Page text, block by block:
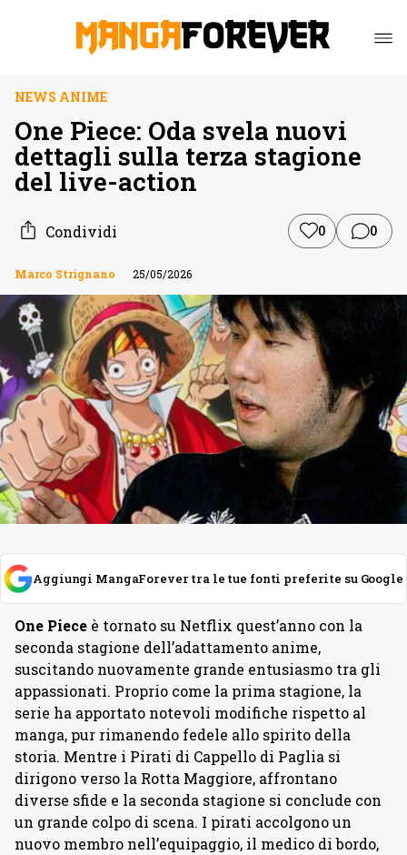
NEWS ANIME
One Piece: Oda svela nuovi
dettagli sulla terza stagione
del live-action
Condividi 0 0
Marco Strignano 25/05/2026
Aggiungi MangaForever tra le tue fonti preferite su Google
One Piece è tornato su Netflix quest’anno con la
seconda stagione dell’adattamento anime,
suscitando nuovamente grande entusiasmo tra gli
appassionati. Proprio come la prima stagione, la
serie ha apportato notevoli modifiche rispetto al
manga, pur rimanendo fedele allo spirito della
storia. Mentre i Pirati di Cappello di Paglia si
dirigono verso la Rotta Maggiore, affrontano
diverse sfide e la seconda stagione si conclude con
un grande colpo di scena. I pirati accolgono un
nuovo membro nell’equipaggio, il medico di bordo,